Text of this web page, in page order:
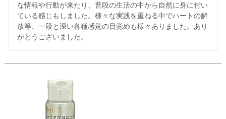
な情報や行動が来たり、普段の生活の中から自然に身に付い
ている感じもしました。様々な実践を重ねる中でハートの解
放等、一段と深い各種感覚の目覚めも様々ありました。あり
がとうございました。